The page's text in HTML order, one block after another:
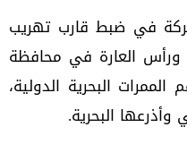
في ضبط قارب تهريب
العارة في محافظة
البحرية الدولية،
البحرية.